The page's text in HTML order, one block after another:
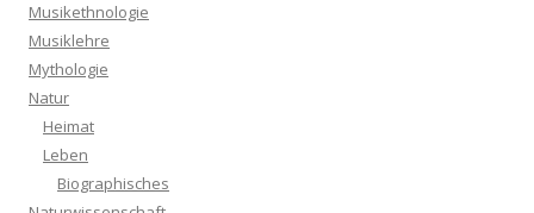
Musikethnologie
Musiklehre
Mythologie
Natur
Heimat
Leben
Biographisches